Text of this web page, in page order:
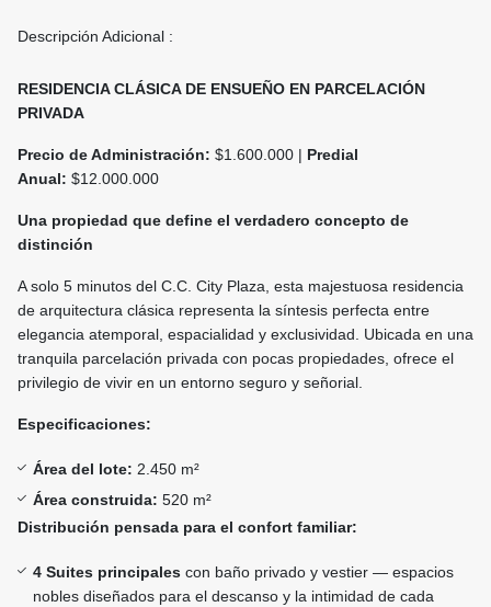
Descripción Adicional :
RESIDENCIA CLÁSICA DE ENSUEÑO EN PARCELACIÓN
PRIVADA
Precio de Administración: $1.600.000 | Predial
Anual: $12.000.000
Una propiedad que define el verdadero concepto de
distinción
A solo 5 minutos del C.C. City Plaza, esta majestuosa residencia
de arquitectura clásica representa la síntesis perfecta entre
elegancia atemporal, espacialidad y exclusividad. Ubicada en una
tranquila parcelación privada con pocas propiedades, ofrece el
privilegio de vivir en un entorno seguro y señorial.
Especificaciones:
Área del lote: 2.450 m²
Área construida: 520 m²
Distribución pensada para el confort familiar:
4 Suites principales con baño privado y vestier — espacios
nobles diseñados para el descanso y la intimidad de cada